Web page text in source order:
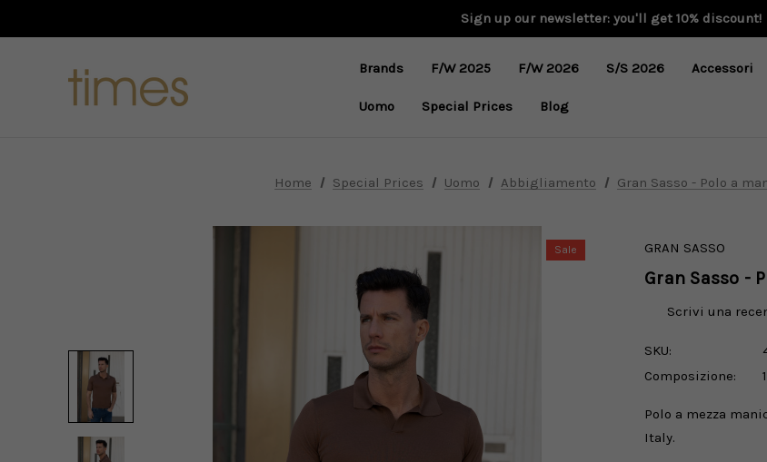
Sign up our newsletter: you'll get 10% discount!
Brands F/W 2025 F/W 2026 S/S 2026 Accessori
Uomo Special Prices Blog
Home Special Prices Uomo Abbigliamento Gran Sasso - Polo a
Sale GRAN SASSO
Gran Sasso -
Scrivi una
SKU:
Composizione:
Polo a mezza
Italy.